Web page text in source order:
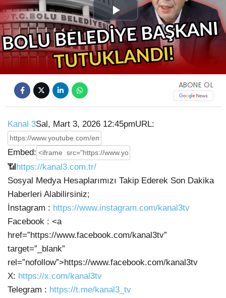
Play
Video
ABONE OL
Kanal 3Sal, Mart 3, 2026 12:45pmURL:
Embed:
📶https://kanal3.com.tr/
Sosyal Medya Hesaplarımızı Takip Ederek Son Dakika
Haberleri Alabilirsiniz;
İnstagram : https://www.instagram.com/kanal3tv
Facebook : <a
href=”https://www.facebook.com/kanal3tv”
target=”_blank”
rel=”nofollow”>https://www.facebook.com/kanal3tv
X: https://x.com/kanal3tv
Telegram : https://t.me/kanal3_tv